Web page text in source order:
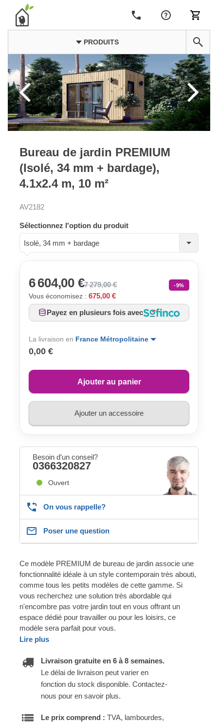
PRODUITS
Bureau de jardin PREMIUM
(Isolé, 34 mm + bardage),
4.1x2.4 m, 10 m²
AV2182
Sélectionnez l'option du produit
Isolé, 34 mm + bardage
6 604,00 €7 279,00 € -9%
Vous économisez : 675,00 €
Payez en plusieurs fois avec
La livraison en France Métropolitaine
0,00 €
Ajouter au panier
Ajouter un accessoire
Besoin d'un conseil?
0366320827
Ouvert
On vous rappelle?
Poser une question
Ce modèle PREMIUM de bureau de jardin associe une
fonctionnalité idéale à un style contemporain très abouti,
comme tous les petits modèles de cette gamme. Si
vous recherchez une solution très abordable qui
n'encombre pas votre jardin tout en vous offrant un
espace dédié pour travailler ou pour les loisirs, ce
modèle sera parfait pour vous.
Lire plus
Livraison gratuite en 6 à 8 semaines.
Le délai de livraison peut varier en
fonction du stock disponible. Contactez-
nous pour en savoir plus.
Le prix comprend : TVA, lambourdes,